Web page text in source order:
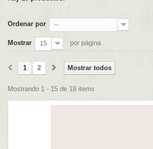
Ordenar por --
Mostrar 15 por página
Mostrar todos
1 2
Mostrando 1 - 15 de 19 items